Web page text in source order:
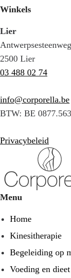
Winkels
Lier
2500 Lier
03 488 02 74
info@corporella.be
BTW: BE
Privacybeleid
Menu
Home
Kinesitherapie
Begeleiding op
Voeding en dieet